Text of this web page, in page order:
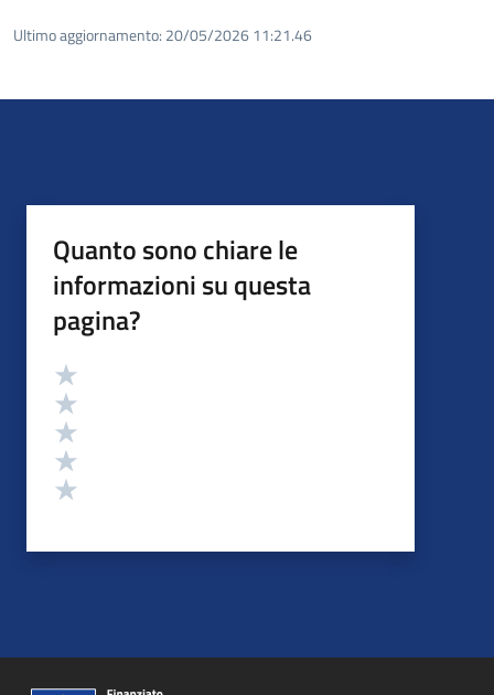
Ultimo aggiornamento: 20/05/2026 11:21.46
Quanto sono chiare le
informazioni su questa
pagina?
Valutazione